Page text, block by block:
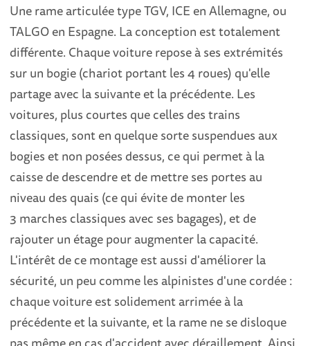
Une rame articulée type TGV, ICE en Allemagne, ou
TALGO en Espagne. La conception est totalement
différente. Chaque voiture repose à ses extrémités
sur un bogie (chariot portant les 4 roues) qu'elle
partage avec la suivante et la précédente. Les
voitures, plus courtes que celles des trains
classiques, sont en quelque sorte suspendues aux
bogies et non posées dessus, ce qui permet à la
caisse de descendre et de mettre ses portes au
niveau des quais (ce qui évite de monter les
3 marches classiques avec ses bagages), et de
rajouter un étage pour augmenter la capacité.
L'intérêt de ce montage est aussi d'améliorer la
sécurité, un peu comme les alpinistes d'une cordée :
chaque voiture est solidement arrimée à la
précédente et la suivante, et la rame ne se disloque